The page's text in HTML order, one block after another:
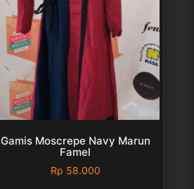
Gamis Moscrepe Navy Marun
Famel
Rp 58.000